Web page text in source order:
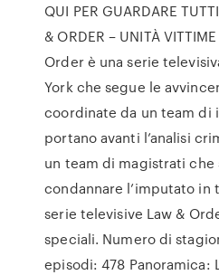
QUI PER GUARDARE
& ORDER – UNITÀ
Order è una serie
York che segue le
coordinate da un team di
portano avanti l’analisi
un team di magistrati
condannare l’imputato in
serie televisive Law &
speciali. Numero di
episodi: 478 Panoramica: